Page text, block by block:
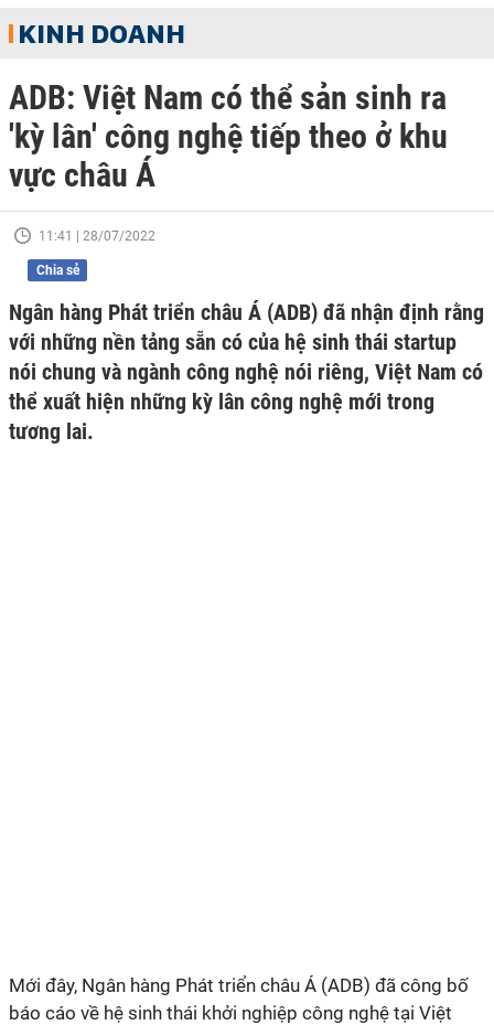
KINH DOANH
ADB: Việt Nam có thể sản sinh ra
'kỳ lân' công nghệ tiếp theo ở khu
vực châu Á
11:41 | 28/07/2022
Chia sẻ
Ngân hàng Phát triển châu Á (ADB) đã nhận định rằng
với những nền tảng sẵn có của hệ sinh thái startup
nói chung và ngành công nghệ nói riêng, Việt Nam có
thể xuất hiện những kỳ lân công nghệ mới trong
tương lai.
Mới đây, Ngân hàng Phát triển châu Á (ADB) đã công bố
báo cáo về hệ sinh thái khởi nghiệp công nghệ tại Việt